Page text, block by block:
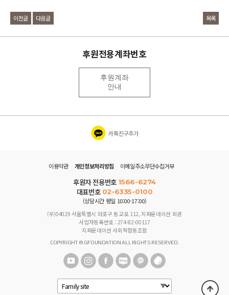
이전글 다음글 목록
후원전용계좌번호
후원계좌
안내
카톡친구추가
이용약관 개인정보처리방침 이메일주소무단수집거부
후원자 전용번호 1566-6274
대표번호 02-6335-0100
(상담시간 평일 10:00-17:00)
(우)04029 서울특별시 마포구 동교로 112, 지파운데이션 회관
사업자등록번호 : 274-82-00117
지파운데이션 사회적협동조합
COPYRIGHT © GFOUNDATION ALL RIGHTS RESERVED.